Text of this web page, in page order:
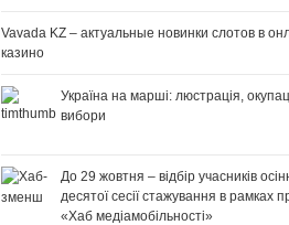
Vavada KZ – актуальные новинки слотов в
казино
Україна на марші: люстрація,
вибори
До 29 жовтня – відбір учасників
десятої сесії стажування в рамках
«Хаб медіамобільності»